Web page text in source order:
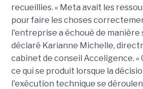
recueillies. « Meta avait les
pour faire les choses
l'entreprise a échoué de manière
déclaré Karianne Michelle,
cabinet de conseil Acceligence.
ce qui se produit lorsque la
l'exécution technique se